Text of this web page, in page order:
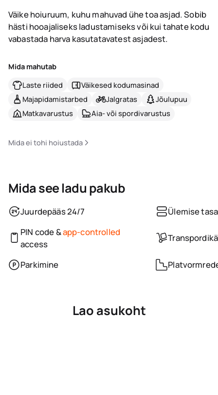
Väike hoiuruum, kuhu mahuvad ühe toa asjad. Sobib
hästi hooajaliseks ladustamiseks või kui tahate kodu
vabastada harva kasutatavatest asjadest.
Mida mahutab
Laste riided
Väikesed kodumasinad
Majapidamistarbed
Jalgratas
Jõulupuu
Matkavarustus
Aia- või spordivarustus
Mida ei tohi hoiustada
Mida see ladu pakub
Juurdepääs 24/7
Ülemise
PIN code &app-controlled
access
Parkimine
Lao asukoht